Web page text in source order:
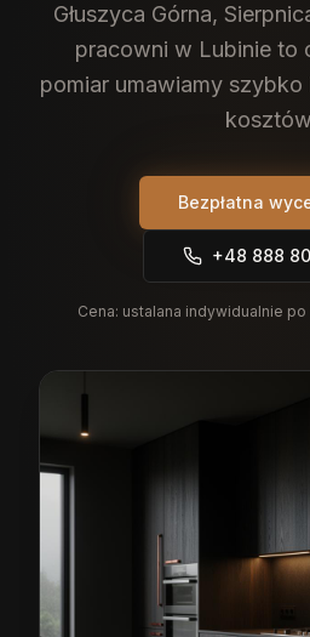
Głuszyca Górna,
pracowni w Lubinie to
pomiar umawiamy
Bezpłatna
+48 888
Cena: ustalana indywidualnie